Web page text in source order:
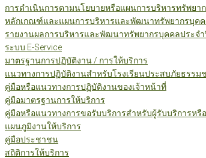
การดำเนินการตามนโยบายหรือแผนการบริหารทรัพยา
หลักเกณฑ์และแผนการบริหารและพัฒนาทรัพยากรบุคค
รายงานผลการบริหารและพัฒนาทรัพยากรบุคคลประจ
ระบบ E-Service
มาตรฐานการปฏิบัติงาน / การให้บริการ
แนวทางการปฏิบัติงานสำหรับโรงเรียนประสบภัยธรรม
คู่มือหรือแนวทางการปฏิบัติงานของเจ้าหน้าที่
คู่มือมาตรฐานการให้บริการ
คู่มือหรือแนวทางการขอรับบริการสำหรับผู้รับบริการหรื
แผนภูมิงานให้บริการ
คู่มือประชาชน
สถิติการให้บริการ